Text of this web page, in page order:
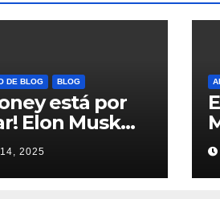
DE BLOG BLOG
está por
Elon Musk
y más
de pagos
#Dogecoin
2025